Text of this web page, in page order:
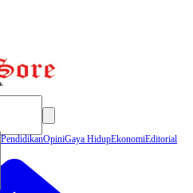
PendidikanOpiniGaya HidupEkonomiEditorial